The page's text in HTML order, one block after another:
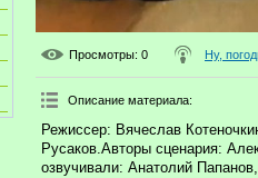
Просмотры: 0 Ну,
Описание материала:
Режиссер: Вячеслав
Русаков.Авторы сценария:
озвучивали: Анатолий